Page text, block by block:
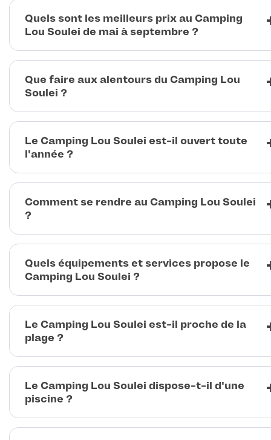
Quels sont les meilleurs prix au Camping
Lou Soulei de mai à septembre ?
Que faire aux alentours du Camping Lou
Soulei ?
Le Camping Lou Soulei est-il ouvert toute
l'année ?
Comment se rendre au Camping Lou Soulei
?
Quels équipements et services propose le
Camping Lou Soulei ?
Le Camping Lou Soulei est-il proche de la
plage ?
Le Camping Lou Soulei dispose-t-il d'une
piscine ?